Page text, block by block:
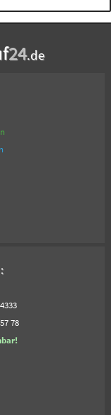
24.de
78